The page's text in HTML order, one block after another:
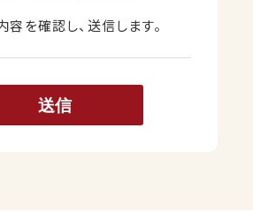
容を確認し、送信します。